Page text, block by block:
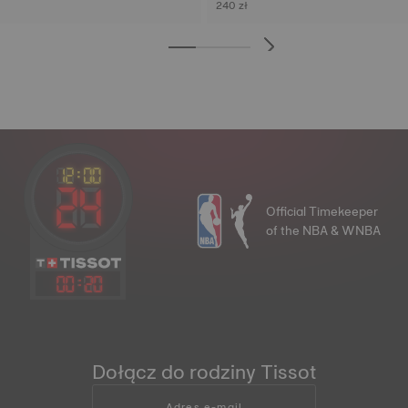
240 zł
00:20
Official Timekeeper
of the NBA & WNBA
Dołącz do rodziny Tissot